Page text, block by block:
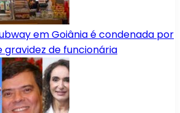
em Goiânia é condenada por
gravidez de funcionária